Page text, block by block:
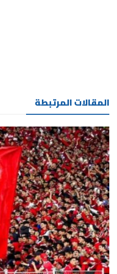
المقالات المرتبطة